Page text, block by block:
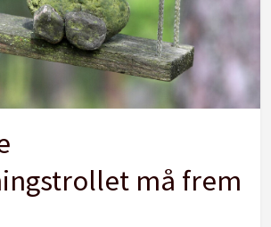
må frem